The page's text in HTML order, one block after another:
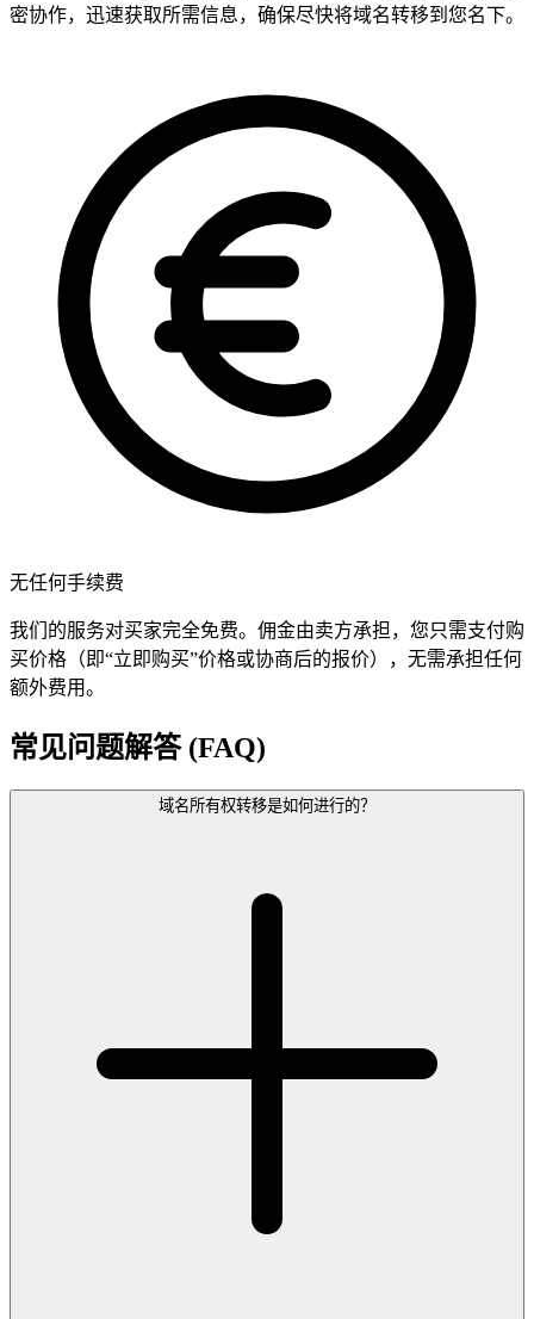
密协作，迅速获取所需信息，确保尽快将域名转移到您名下。
无任何手续费
我们的服务对买家完全免费。佣金由卖方承担，您只需支付购
买价格（即“立即购买”价格或协商后的报价），无需承担任何
额外费用。
常见问题解答 (FAQ)
域名所有权转移是如何进行的？